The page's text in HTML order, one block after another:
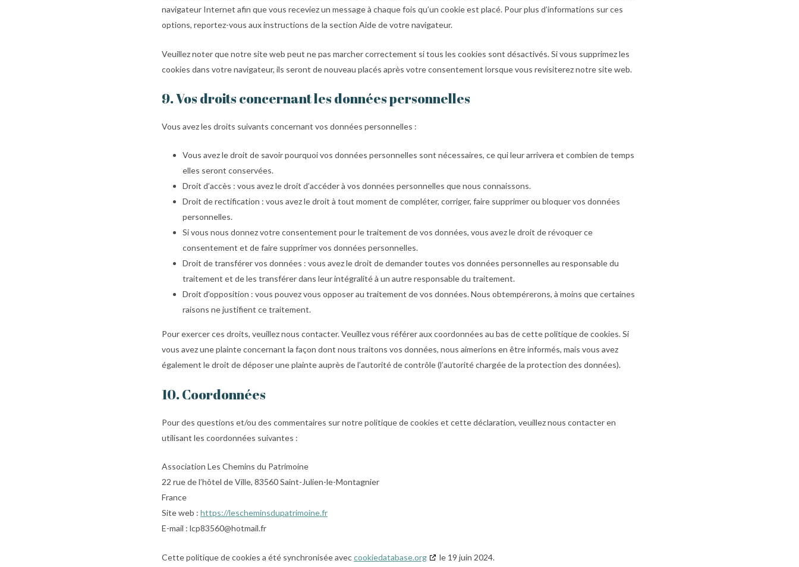
navigateur Internet afin que vous receviez un message à chaque fois qu’un cookie est placé. Pour plus d’informations sur ces
options, reportez-vous aux instructions de la section Aide de votre navigateur.
Veuillez noter que notre site web peut ne pas marcher correctement si tous les cookies sont désactivés. Si vous supprimez les
cookies dans votre navigateur, ils seront de nouveau placés après votre consentement lorsque vous revisiterez notre site web.
9. Vos droits concernant les données personnelles
Vous avez les droits suivants concernant vos données personnelles :
Vous avez le droit de savoir pourquoi vos données personnelles sont nécessaires, ce qui leur arrivera et combien de temps
elles seront conservées.
Droit d’accès : vous avez le droit d’accéder à vos données personnelles que nous connaissons.
Droit de rectification : vous avez le droit à tout moment de compléter, corriger, faire supprimer ou bloquer vos données
personnelles.
Si vous nous donnez votre consentement pour le traitement de vos données, vous avez le droit de révoquer ce
consentement et de faire supprimer vos données personnelles.
Droit de transférer vos données : vous avez le droit de demander toutes vos données personnelles au responsable du
traitement et de les transférer dans leur intégralité à un autre responsable du traitement.
Droit d’opposition : vous pouvez vous opposer au traitement de vos données. Nous obtempérerons, à moins que certaines
raisons ne justifient ce traitement.
Pour exercer ces droits, veuillez nous contacter. Veuillez vous référer aux coordonnées au bas de cette politique de cookies. Si
vous avez une plainte concernant la façon dont nous traitons vos données, nous aimerions en être informés, mais vous avez
également le droit de déposer une plainte auprès de l’autorité de contrôle (l’autorité chargée de la protection des données).
10. Coordonnées
Pour des questions et/ou des commentaires sur notre politique de cookies et cette déclaration, veuillez nous contacter en
utilisant les coordonnées suivantes :
Association Les Chemins du Patrimoine
22 rue de l’hôtel de Ville, 83560 Saint-Julien-le-Montagnier
France
Site web : https://lescheminsdupatrimoine.fr
E-mail : lcp83560@hotmail.fr
Cette politique de cookies a été synchronisée aveccookiedatabase.org le 19 juin 2024.